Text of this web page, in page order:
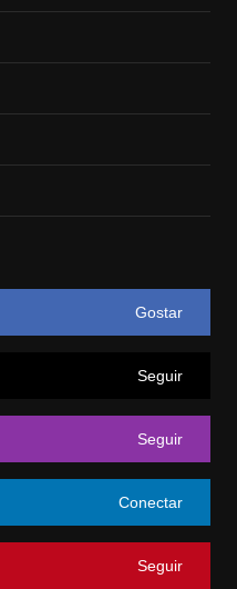
Gostar
Seguir
Seguir
Conectar
Seguir